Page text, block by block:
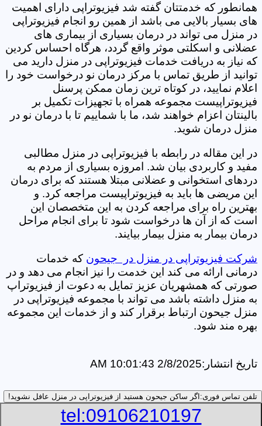
همانطور که خدمتتان گفته شد فیزیوتراپی دارای اهمیت
های بسیار بالایی می باشد از همین رو انجام فیزیوتراپی
در منزل می تواند در درمان بسیاری از بیماری های
عضلانی و اسکلتی موثر واقع گردد، هرگاه احساس کردین
که نیاز به دریافت خدمات فیزیوتراپی در منزل دارید می
توانید از طریق تماس با مرکز درمان نو درخواست خود را
اعلام نمایید، در کوتاه ترین زمان ممکن پرسنل
فیزیوتراپیست مجموعه همراه با تجهیزات تکمیل بر
بالینتان اعزام خواهند شد، ما با شماییم تا با درمان نو در
منزل درمان شوید.
در این مقاله در رابطه با فیزیوتراپی در منزل مطالبی
مفید و کاربردی بیان شد. امروزه بسیاری از مردم به
دردهای استخوانی و عضلانی مبتلا هستند که برای درمان
این مریضی ها باید به فیزیوتراپیست مراجعه کرد. و
بهترین راه برای مراجعه کردن به این متخصصان این
است که از آن ها درخواست شود تا برای انجام مراحل
درمان بیمار به منزل بیمار بیایند.
شرکت فیزیوتراپی در منزل در جیحون که خدمات
درمانی ارائه می کند این خدمت را نیز انجام می دهد و در
صورتی که همشهریان عزیز تمایل به دعوت از فیزیوتراپ
به منزل داشته باشد می تواند با مجموعه فیزیوتراپی در
منزل جیحون ارتباط برقرار کند و از خدمات این مجموعه
بهره مند شود.
تاریخ انتشار:2/8/2025 10:01:43 AM
تلفن تماس فوری: اگر ساکن جیحون هستید از فیزیوتراپی در منزل عافل نشوید!
tel:09106210197